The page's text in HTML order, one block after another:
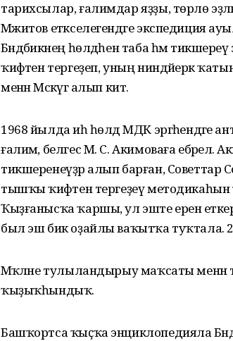
тарихсылар, ғалимдар яҙҙы, төрлө
Мәжитов етәкселегендәге экспедиция
Бәндәбикәнең һөлдәһен таба һәм
ҡиәфәтен тергеҙеп, уның ниндәйерәк
менән Мәскәүгә алып китә.
1968 йылда иһә һөлдә МДК эргәһендәге
ғалимә, белгес М. С. Акимоваға
тикшеренеүҙәр алып барған, Советтар
тышҡы ҡиәфәтен тергеҙеү методикаһын
Ҡыҙғанысҡа ҡаршы, ул эште еренә
был эш бик оҙайлы ваҡытҡа туҡтала.
Мәҡәләне тулыландырыу маҡсаты менән
ҡыҙыҡһындыҡ.
Башҡортса ҡыҫҡа энциклопедияла